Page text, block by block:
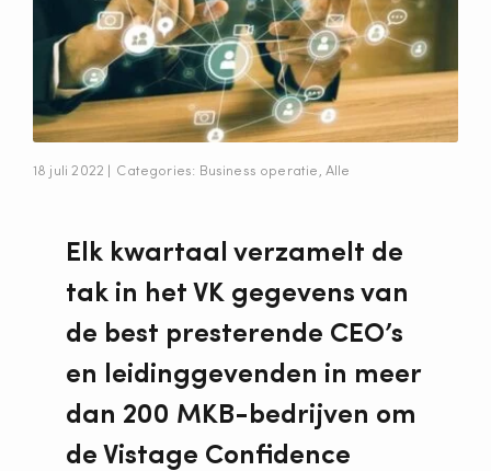
18 juli 2022 | Categories: Business operatie Alle
Elk kwartaal verzamelt de
tak in het VK gegevens van
de best presterende CEO’s
en leidinggevenden in meer
dan 200 MKB-bedrijven om
de Vistage Confidence